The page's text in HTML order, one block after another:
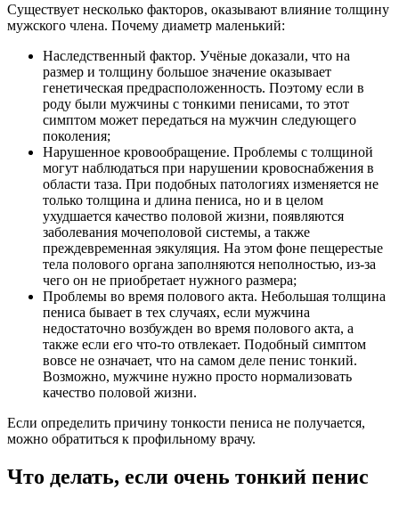
Существует несколько факторов, оказывают влияние толщину
мужского члена. Почему диаметр маленький:
Наследственный фактор. Учёные доказали, что на
размер и толщину большое значение оказывает
генетическая предрасположенность. Поэтому если в
роду были мужчины с тонкими пенисами, то этот
симптом может передаться на мужчин следующего
поколения;
Нарушенное кровообращение. Проблемы с толщиной
могут наблюдаться при нарушении кровоснабжения в
области таза. При подобных патологиях изменяется не
только толщина и длина пениса, но и в целом
ухудшается качество половой жизни, появляются
заболевания мочеполовой системы, а также
преждевременная эякуляция. На этом фоне пещерестые
тела полового органа заполняются неполностью, из-за
чего он не приобретает нужного размера;
Проблемы во время полового акта. Небольшая толщина
пениса бывает в тех случаях, если мужчина
недостаточно возбужден во время полового акта, а
также если его что-то отвлекает. Подобный симптом
вовсе не означает, что на самом деле пенис тонкий.
Возможно, мужчине нужно просто нормализовать
качество половой жизни.
Если определить причину тонкости пениса не получается,
можно обратиться к профильному врачу.
Что делать, если очень тонкий пенис